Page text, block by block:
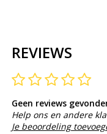
REVIEWS
Geen reviews
Help ons en andere
Je beoordeling